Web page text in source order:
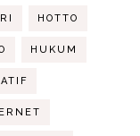
HOTTO
HUKUM